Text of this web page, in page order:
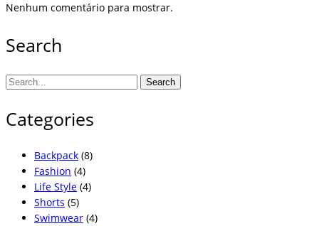
Nenhum comentário para mostrar.
Search
Search
Categories
Backpack (8)
Fashion (4)
Life Style (4)
Shorts (5)
Swimwear (4)